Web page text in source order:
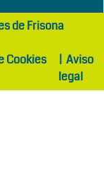
de Frisona
Cookies | Aviso
legal